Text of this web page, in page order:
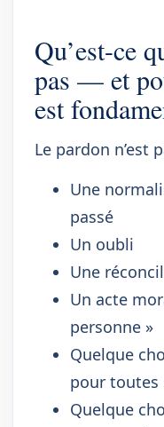
Qu’est-ce
pas — et
est
Le pardon n’est
Une
passé
Un oubli
Une
Un acte
personne »
Quelque
pour toutes
Quelque